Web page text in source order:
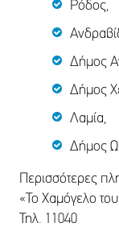
Ρόδος,
Δήμος
Δήμος
Λαμία,
Δήμος
Περισσότερες
«Το Χαμόγελο
Τηλ. 11040